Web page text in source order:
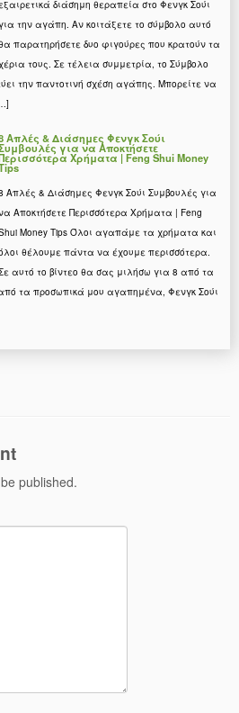
διάσημη θεραπεία στο Φενγκ Σούι
την αγάπη. Αν κοιτάξετε το σύμβολο αυτό
παρατηρήσετε δυο φιγούρες που κρατούν τα
τους. Σε τέλεια συμμετρία, το Σύμβολο
την παντοτινή σχέση αγάπης. Μπορείτε να
Απλές & Διάσημες Φενγκ Σούι
για να Αποκτήσετε
Χρήματα | Feng Shui Money
Απλές & Διάσημες Φενγκ Σούι Συμβουλές για
Αποκτήσετε Περισσότερα Χρήματα | Feng
Money Tips Όλοι αγαπάμε τα χρήματα και
θέλουμε πάντα να έχουμε περισσότερα.
αυτό το βίντεο θα σας μιλήσω για 8 από τα
τα προσωπικά μου αγαπημένα, Φενγκ Σούι
published.